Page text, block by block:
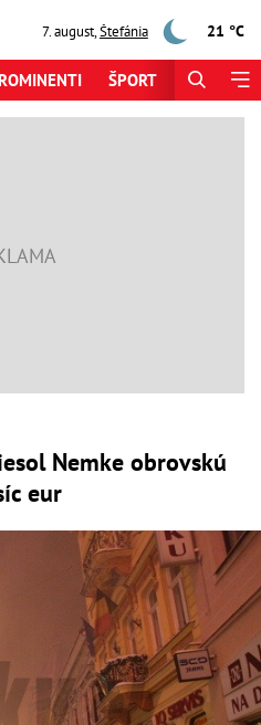
7. august,Štefánia 21 °C
ŠPORT
Nemke obrovskú
eur